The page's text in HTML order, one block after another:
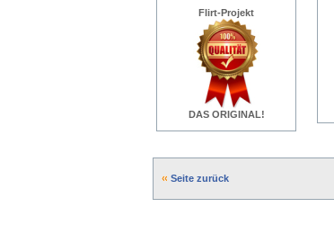
Flirt-Projekt
DAS ORIGINAL!
Seite zurück